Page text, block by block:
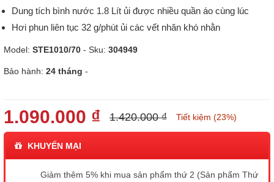
Dung tích bình nước 1.8 Lít ủi được nhiều quần áo cùng lúc
Hơi phun liên tục 32 g/phút ủi các vết nhăn khó nhằn
Model: STE1010/70 - Sku: 304949
Bảo hành: 24 tháng -
1.090.000 ₫ 1.420.000 ₫ Tiết kiệm (23%)
KHUYẾN MẠI
Giảm thêm 5% khi mua sản phẩm thứ 2 (Sản phẩm Thứ